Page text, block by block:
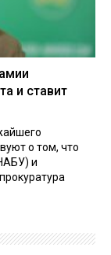
и ставит
о том, что
и